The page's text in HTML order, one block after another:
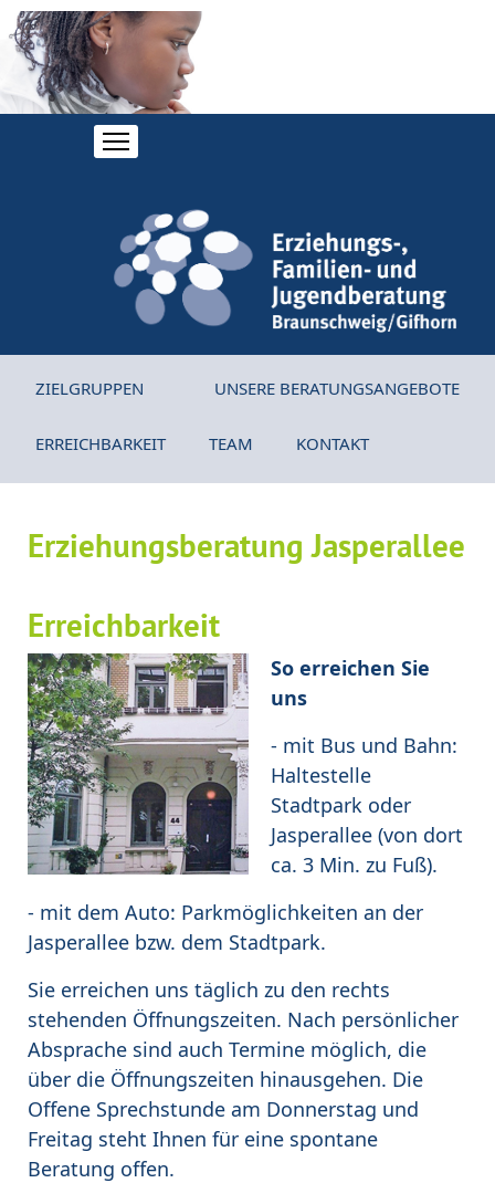
ZIELGRUPPEN UNSERE BERATUNGSANGEBOTE
ERREICHBARKEIT TEAM KONTAKT
Erziehungsberatung Jasperallee
Erreichbarkeit
So erreichen Sie
uns
- mit Bus und Bahn:
Haltestelle
Stadtpark oder
Jasperallee (von dort
ca. 3 Min. zu Fuß).
- mit dem Auto: Parkmöglichkeiten an der
Jasperallee bzw. dem Stadtpark.
Sie erreichen uns täglich zu den rechts
stehenden Öffnungszeiten. Nach persönlicher
Absprache sind auch Termine möglich, die
über die Öffnungszeiten hinausgehen. Die
Offene Sprechstunde am Donnerstag und
Freitag steht Ihnen für eine spontane
Beratung offen.